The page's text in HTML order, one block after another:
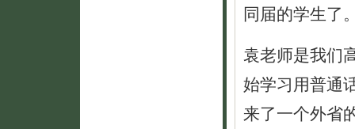
同届的学生了
袁老师是我们
始学习用普通
来了一个外省